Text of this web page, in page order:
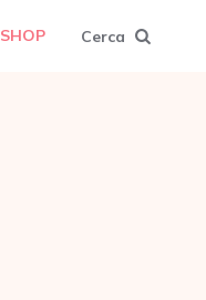
SHOP Cerca